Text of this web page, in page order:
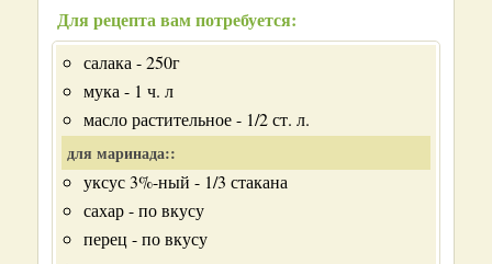
Для рецепта вам потребуется:
салака - 250г
мука - 1 ч. л
масло растительное - 1/2 ст. л.
для маринада::
уксус 3%-ный - 1/3 стакана
сахар - по вкусу
перец - по вкусу